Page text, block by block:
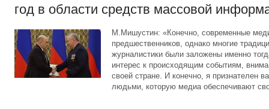
год в области средств массовой
М.Мишустин: «Конечно, современные
предшественников, однако многие
журналистики были заложены именно
интерес к происходящим событиям,
своей стране. И конечно, я признателен
людьми, которую медиа обеспечивают